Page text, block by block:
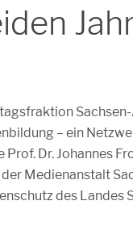
– ein
Prof. Dr. Johannes
Medienanstalt
des Landes